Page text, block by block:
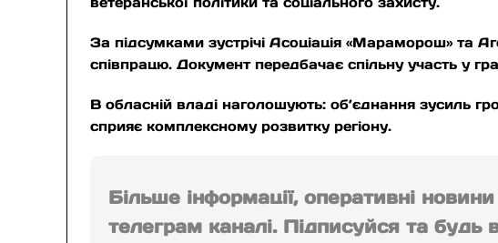
За підсумками зустрічі Асоціація «Мараморош» та
співпрацю. Документ передбачає спільну участь у
В обласній владі наголошують: об’єднання зусиль
сприяє комплексному розвитку регіону.
Більше інформації, оперативні
телеграм каналі. Підписуйся та будь